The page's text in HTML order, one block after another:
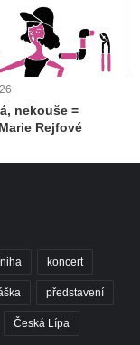
nekouše =
Rejfové
koncert
představení
Česká Lípa